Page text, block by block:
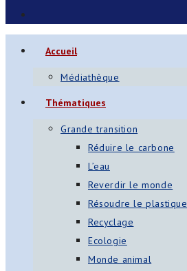
Accueil
Médiathèque
Thématiques
Grande transition
Réduire le carbone
L’eau
Reverdir le monde
Résoudre le plastique
Recyclage
Ecologie
Monde animal